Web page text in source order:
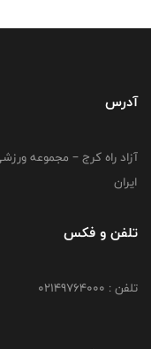
آدرس
آزاد راه کرج – مجموعه
ایران
تلفن و فکس
تلفن : 02149764000